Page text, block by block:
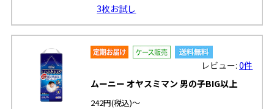
3枚お試し
レビュー:0件
ムーニー オヤスミマン 男の子BIG以上
242円(税込)～